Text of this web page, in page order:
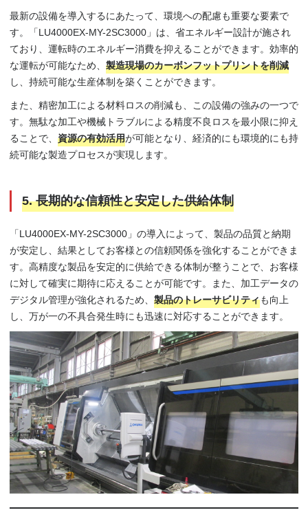
最新の設備を導入するにあたって、環境への配慮も重要な要素で
す。「LU4000EX-MY-2SC3000」は、省エネルギー設計が施され
ており、運転時のエネルギー消費を抑えることができます。効率的
な運転が可能なため、 製造現場のカーボンフットプリントを削減
し、持続可能な生産体制を築くことができます。
また、精密加工による材料ロスの削減も、この設備の強みの一つで
す。無駄な加工や機械トラブルによる精度不良ロスを最小限に抑え
ることで、 資源の有効活用が可能となり、経済的にも環境的にも持
続可能な製造プロセスが実現します。
5. 長期的な信頼性と安定した供給体制
「LU4000EX-MY-2SC3000」の導入によって、製品の品質と納期
が安定し、結果としてお客様との信頼関係を強化することができま
す。高精度な製品を安定的に供給できる体制が整うことで、お客様
に対して確実に期待に応えることが可能です。また、加工データの
デジタル管理が強化されるため、 製品のトレーサビリティも向上
し、万が一の不具合発生時にも迅速に対応することができます。